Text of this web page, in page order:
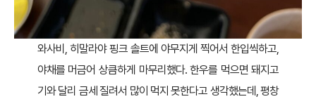
와사비, 히말라야 핑크 솔트에 야무지게 찍어서 한입씩하고,
야채를 머금어 상큼하게 마무리했다. 한우를 먹으면 돼지고
기와 달리 금세 질려서 많이 먹지 못한다고 생각했는데, 평창